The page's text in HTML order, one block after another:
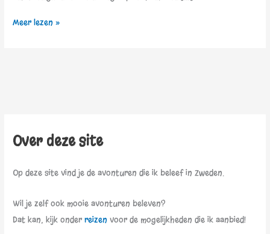
Meer lezen »
Over deze site
Op deze site vind je de avonturen die ik beleef in Zweden.
Wil je zelf ook mooie avonturen beleven?
Dat kan, kijk onderreizen voor de mogelijkheden die ik aanbied!